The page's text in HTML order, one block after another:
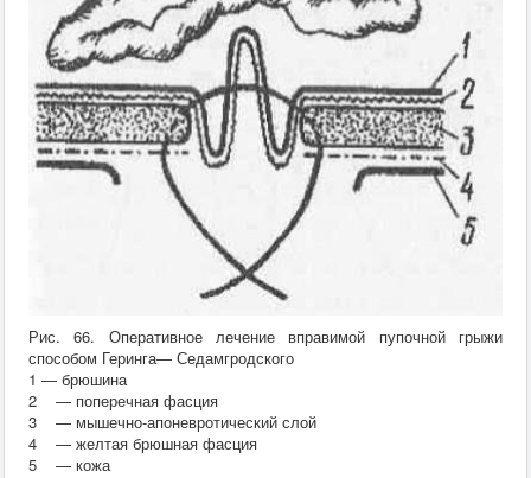
Рис. 66. Оперативное лечение вправимой пупочной грыжи
способом Геринга— Седамгродского
1 — брюшина
2 — поперечная фасция
3 — мышечно-апоневротический слой
4 — желтая брюшная фасция
5 — кожа